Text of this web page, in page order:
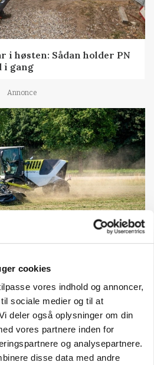
cookies
vores indhold og annoncer,
sociale medier og til at
deler også oplysninger om din
vores partnere inden for
og analysepartnere.
disse data med andre
i høsten: Sådan holder PN
i gang
Annonce
skårlægger afprøves i år
Annonce
fokus på elefantgræs
Annonce